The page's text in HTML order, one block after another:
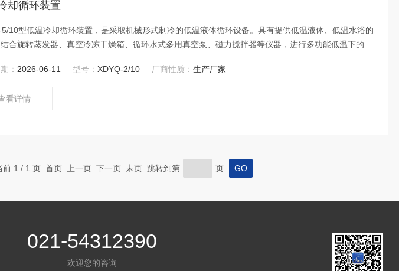
却循环装置
5/10型低温冷却循环装置，是采取机械形式制冷的低温液体循环设备。具有提供低温液体、低温水浴的
合旋转蒸发器、真空冷冻干燥箱、循环水式多用真空泵、磁力搅拌器等仪器，进行多功能低温下的化
： 2026-06-11 型号：XDYQ-2/10 厂商性质：生产厂家
看详情
前 1 / 1 页 首页 上一页 下一页 末页 跳转到第 页
021-54312390
欢迎您的咨询